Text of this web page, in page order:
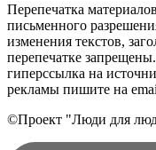
Перепечатка
письменного
изменения текстов,
перепечатке
гиперссылка на
рекламы пишите на
©Проект "Люди для